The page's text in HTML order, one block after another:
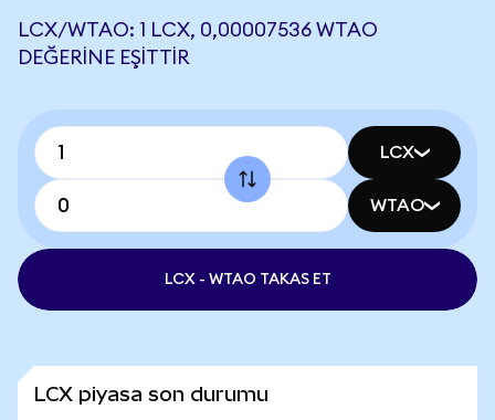
LCX/WTAO: 1 LCX, 0,00007536 WTAO
DEĞERINE EŞITTIR
LCX
WTAO
LCX - WTAO TAKAS ET
LCX piyasa son durumu